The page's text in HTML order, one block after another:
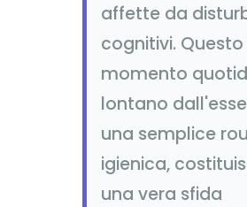
affette da
cognitivi. Questo
momento
lontano
una semplice
igienica,
una vera sfida